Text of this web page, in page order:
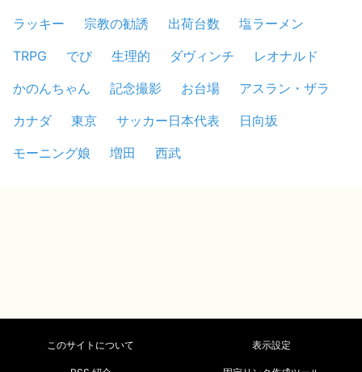
ラッキー
宗教の勧誘 出荷台数
塩ラーメン
TRPG
でび 生理的 ダヴィンチ
レオナルド
かのんちゃん
記念撮影 お台場
アスラン・ザラ
カナダ
東京 サッカー日本代表
日向坂
モーニング娘
増田 西武
このサイトについて 表示設定